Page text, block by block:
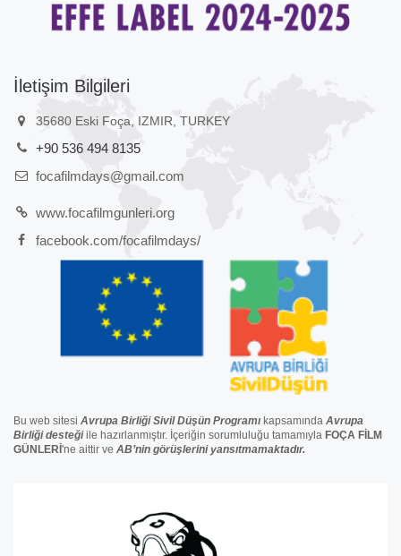
İletişim Bilgileri
35680 Eski Foça, IZMIR, TURKEY
+90 536 494 8135
focafilmdays@gmail.com
www.focafilmgunleri.org
facebook.com/focafilmdays/
Bu web sitesi Avrupa Birliği Sivil Düşün Programı kapsamında Avrupa
Birliğidesteğiile hazırlanmıştır. İçeriğin sorumluluğu tamamıyla FOÇA FİLM
GÜNLERİ 'ne aittir ve AB’nin görüşlerini yansıtmamaktadır.